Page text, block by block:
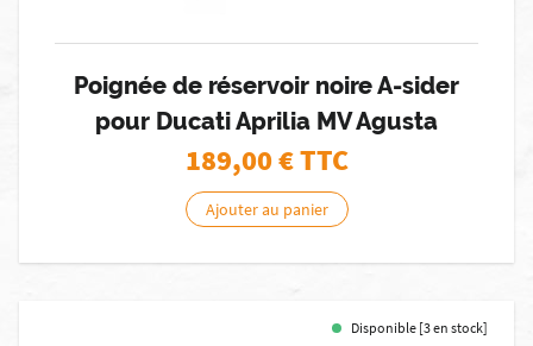
Poignée de réservoir noire A-sider
pour Ducati Aprilia MV Agusta
189,00€ TTC
Ajouter au panier
Disponible [3 en stock]